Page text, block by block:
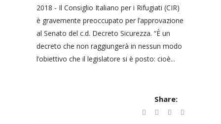
2018 - Il Consiglio Italiano per i Rifugiati (CIR)
è gravemente preoccupato per l’approvazione
al Senato del c.d. Decreto Sicurezza. “È un
decreto che non raggiungerà in nessun modo
l’obiettivo che il legislatore si è posto: cioè...
Share: